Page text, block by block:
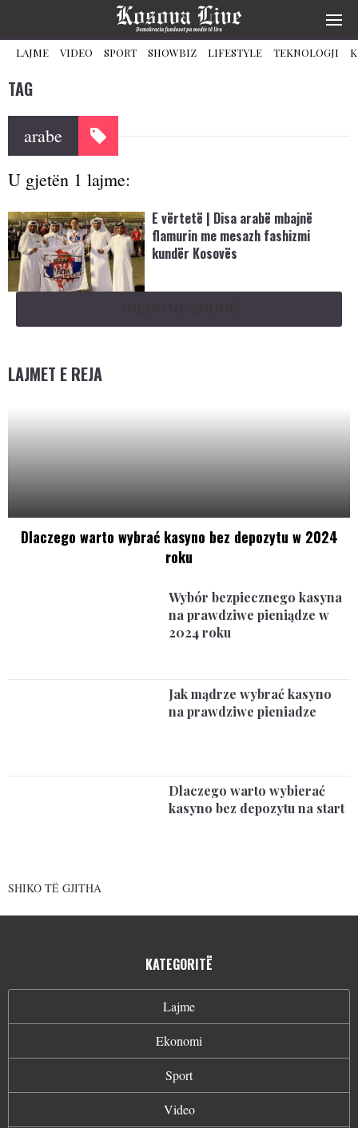
LAJME VIDEO SPORT SHOWBIZ LIFESTYLE TEKNOLOGJI
TAG
arabe
U gjetën 1 lajme:
E vërtetë | Disa arabë mbajnë
flamurin me mesazh fashizmi
kundër Kosovës
LAJMET E REJA
Dlaczego warto wybrać kasyno bez depozytu w 2024
roku
Wybór bezpiecznego kasyna
na prawdziwe pieniądze w
2024 roku
Jak mądrze wybrać kasyno
na prawdziwe pieniadze
Dlaczego warto wybierać
kasyno bez depozytu na start
SHIKO TË GJITHA
KATEGORITË
Lajme
Ekonomi
Sport
Video